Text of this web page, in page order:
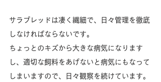
サラブレッドは凄く繊細で、日々管理を徹底
しなければならないです。
ちょっとのキズから大きな病気になります
し、適切な飼料をあげないと病気にもなって
しまいますので、日々観察を続けています。